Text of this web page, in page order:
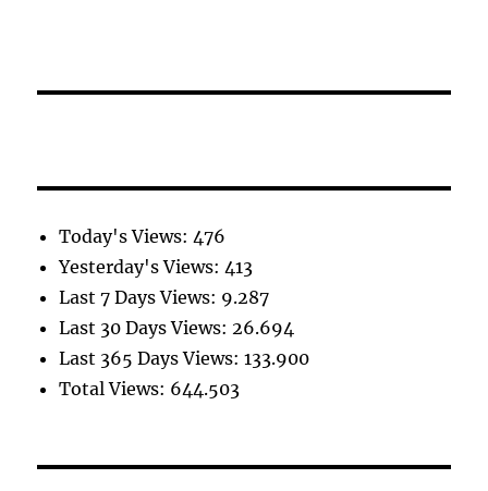
Today's Views:476
Yesterday's Views:413
Last 7 Days Views: 9.287
Last 30 Days Views:26.694
Last 365 Days Views:133.900
Total Views: 644.503